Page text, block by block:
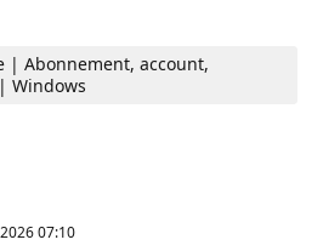
| Abonnement, account,
Windows
07:10